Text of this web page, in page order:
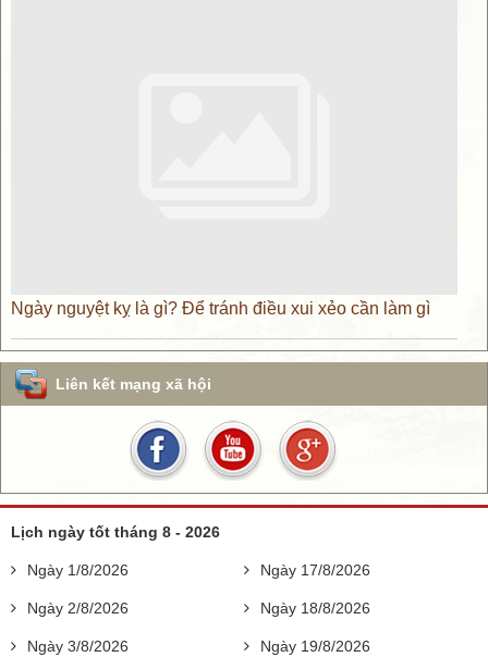
Ngày nguyệt kỵ là gì? Để tránh điều xui xẻo cần làm gì
Liên kết mạng xã hội
Lịch ngày tốt tháng 8 - 2026
Ngày 1/8/2026
Ngày 2/8/2026
Ngày 3/8/2026
Ngày 17/8/2026
Ngày 18/8/2026
Ngày 19/8/2026